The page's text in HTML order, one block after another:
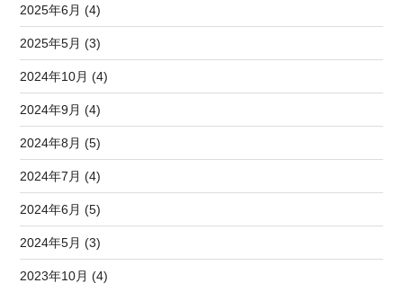
2025年6月 (4)
2025年5月 (3)
2024年10月 (4)
2024年9月 (4)
2024年8月 (5)
2024年7月 (4)
2024年6月 (5)
2024年5月 (3)
2023年10月 (4)